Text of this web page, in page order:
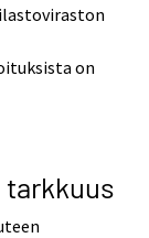
on